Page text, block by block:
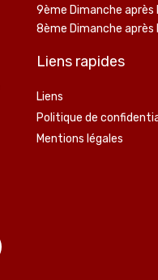
9ème Dimanche
8ème Dimanche
Liens rapides
Liens
Politique de
Mentions légales